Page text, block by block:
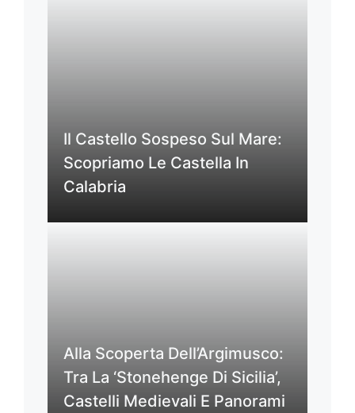
Il Castello Sospeso Sul Mare:
Scopriamo Le Castella In
Calabria
Alla Scoperta Dell’Argimusco:
Tra La ‘Stonehenge Di Sicilia’,
Castelli Medievali E Panorami